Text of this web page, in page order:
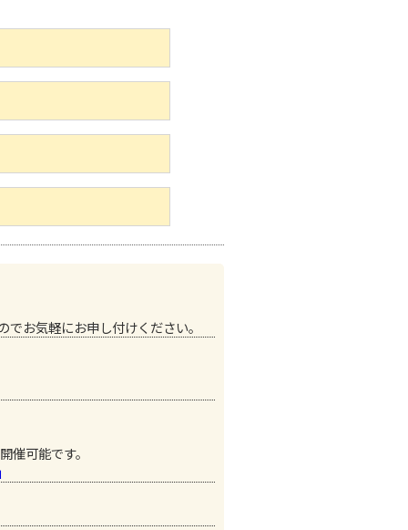
お気軽にお申し付けください。
可能です。